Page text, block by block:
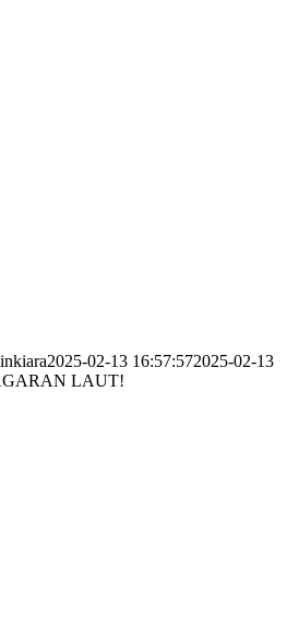
2025-02-13 16:57:572025-02-13
LAUT!